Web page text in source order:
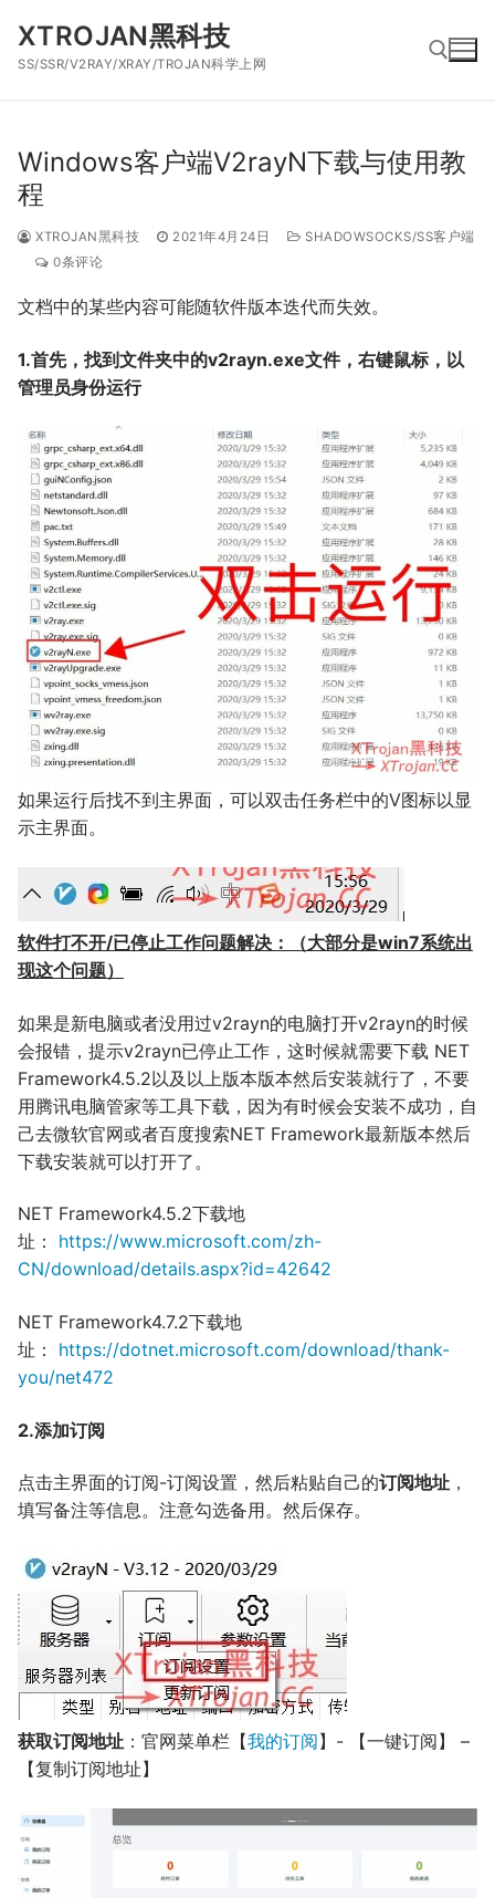
XTROJAN黑科技
SS/SSR/V2RAY/XRAY/TROJAN科学上网
Windows客户端V2rayN下载与使用教
程
XTROJAN黑科技 2021年4月24日
SHADOWSOCKS/SS客户端
0条评论
文档中的某些内容可能随软件版本迭代而失效。
1.首先，找到文件夹中的v2rayn.exe文件，右键鼠标，以
管理员身份运行
如果运行后找不到主界面，可以双击任务栏中的V图标以显
示主界面。
软件打不开/已停止工作问题解决：（大部分是win7系统出
现这个问题）
如果是新电脑或者没用过v2rayn的电脑打开v2rayn的时候
会报错，提示v2rayn已停止工作，这时候就需要下载 NET
Framework4.5.2以及以上版本版本然后安装就行了，不要
用腾讯电脑管家等工具下载，因为有时候会安装不成功，自
己去微软官网或者百度搜索NET Framework最新版本然后
下载安装就可以打开了。
NET Framework4.5.2下载地
址： https://www.microsoft.com/zh-
CN/download/details.aspx?id=42642
NET Framework4.7.2下载地
址： https://dotnet.microsoft.com/download/thank-
you/net472
2.添加订阅
点击主界面的订阅-订阅设置，然后粘贴自己的订阅地址 ，
填写备注等信息。注意勾选备用。然后保存。
获取订阅地址 ：官网菜单栏【我的订阅】- 【一键订阅】 –
【复制订阅地址】